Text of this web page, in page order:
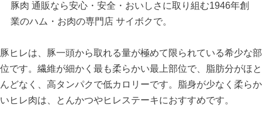
豚肉 通販なら安心・安全・おいしさに取り組む1946年創
業のハム・お肉の専門店 サイボクで。
豚ヒレは、豚一頭から取れる量が極めて限られている希少な部
位です。繊維が細かく最も柔らかい最上部位で、脂肪分がほと
んどなく、高タンパクで低カロリーです。脂身が少なく柔らか
いヒレ肉は、とんかつやヒレステーキにおすすめです。